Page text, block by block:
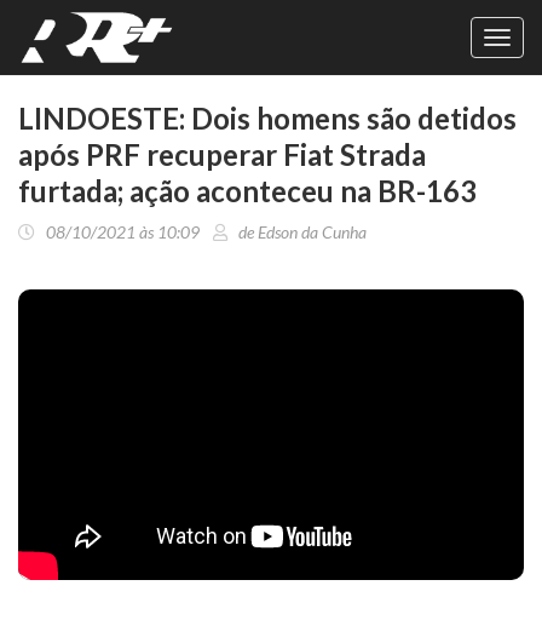
LINDOESTE: Dois homens são detidos
após PRF recuperar Fiat Strada
furtada; ação aconteceu na BR-163
08/10/2021 às 10:09 de Edson da Cunha